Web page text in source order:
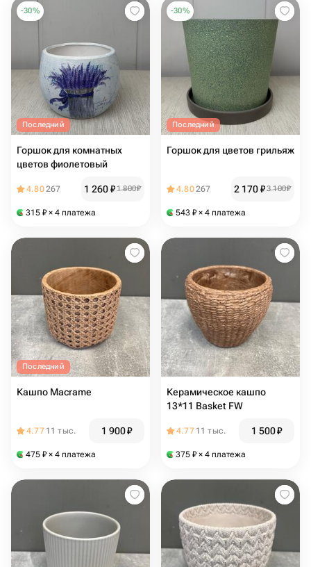
-30%
Последний
Горшок для комнатных
цветов фиолетовый
4.80267 1 260₽1 800₽
315 ₽ × 4 платежа
-30%
Последний
Горшок для цветов грильяж
4.80267 2 170₽3 100₽
543 ₽ × 4 платежа
Последний
Кашпо Macrame
4.77 11 тыс. 1 900₽
475 ₽ × 4 платежа
Керамическое кашпо
13*11 Basket FW
4.77 11 тыс. 1 500₽
375 ₽ × 4 платежа